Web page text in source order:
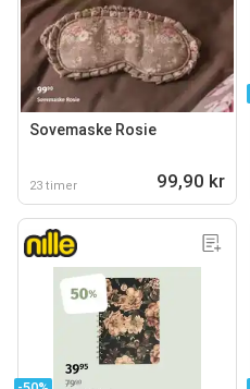
Sovemaske Rosie
23 timer 99,90 kr